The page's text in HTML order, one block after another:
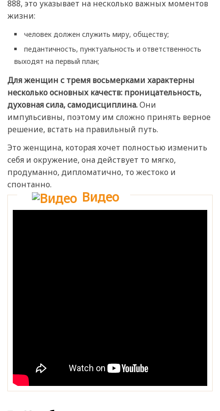
888, это указывает на несколько важных моментов
жизни:
человек должен служить миру, обществу;
педантичность, пунктуальность и ответственность
выходят на первый план;
Для женщин с тремя восьмерками характерны
несколько основных качеств: проницательность,
духовная сила, самодисциплина.Они
импульсивны, поэтому им сложно принять верное
решение, встать на правильный путь.
Это женщина, которая хочет полностью изменить
себя и окружение, она действует то мягко,
продуманно, дипломатично, то жестоко и
спонтанно.
Видео